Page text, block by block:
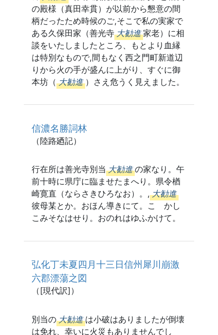
の殿様（真田幸貫）が以前から懇意の間
柄だったため時候のご,そこで私の実家で
ある久保田家（善光寺 大勧進 家老）に相
談をいたしましたところ、もとより血縁
は特別なもので,間もなく西之門町新道辺
りから火の手が盛んに上がり、すぐに御
本坊（ 大勧進 ）さえ危うく見えました。
信濃名勝詞林
（陸路廼記）
行在所は善光寺別当 大勧進 の家なり。午
前十時に県庁に臨ませたまへり。県令楢
崎寛直（ならさきひろなお）。, 大勧進
彼母某とか。おほん導きにて。こゝかし
こみそなはせり。おのれはゆふかけて。
弘化丁未夏四月十三日信州犀川崩激
六郡漂蕩之図
（[現代訳]）
別当の 大勧進 は小破はありましたが倒壊
は免れ、幸いに火災もありませんでし